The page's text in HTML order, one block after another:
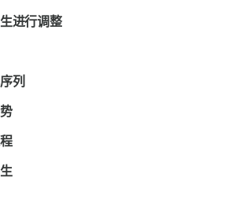
进行调整
列